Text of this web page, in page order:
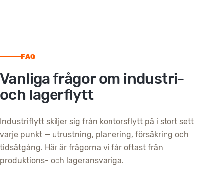
FAQ
Vanliga frågor om industri-
och lagerflytt
Industriflytt skiljer sig från kontorsflytt på i stort sett
varje punkt — utrustning, planering, försäkring och
tidsåtgång. Här är frågorna vi får oftast från
produktions- och lageransvariga.